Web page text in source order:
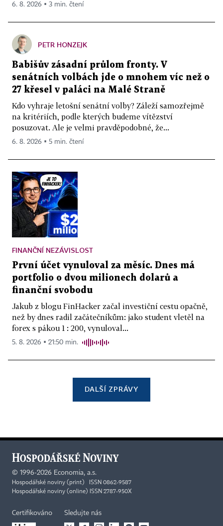
6. 8. 2026 ▪ 3 min. čtení
PETR HONZEJK
Babišův zásadní průlom fronty. V
senátních volbách jde o mnohem víc než o
27 křesel v paláci na Malé Straně
Kdo vyhraje letošní senátní volby? Záleží samozřejmě
na kritériích, podle kterých budeme vítězství
posuzovat. Ale je velmi pravděpodobné, že...
6. 8. 2026 ▪ 5 min. čtení
FINANČNÍ NEZÁVISLOST
První účet vynuloval za měsíc. Dnes má
portfolio o dvou milionech dolarů a
finanční svobodu
Jakub z blogu FinHacker začal investiční cestu opačně,
než by dnes radil začátečníkům: jako student vletěl na
forex s pákou 1 : 200, vynuloval...
5. 8. 2026 ▪ 21:50 min.
DALŠÍ ZPRÁVY
© 1996-2026 Economia, a.s.
Hospodářské noviny (print) ISSN 0862-9587
Hospodářské noviny (online) ISSN 2787-950X
Certifikováno Sledujte nás